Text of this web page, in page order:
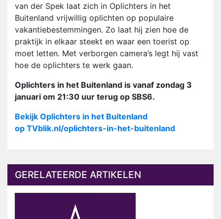
van der Spek laat zich in Oplichters in het
Buitenland vrijwillig oplichten op populaire
vakantiebestemmingen. Zo laat hij zien hoe de
praktijk in elkaar steekt en waar een toerist op
moet letten. Met verborgen camera’s legt hij vast
hoe de oplichters te werk gaan.
Oplichters in het Buitenland is vanaf zondag 3
januari om 21:30 uur terug op SBS6.
Bekijk Oplichters in het Buitenland
op TVblik.nl/oplichters-in-het-buitenland
GERELATEERDE ARTIKELEN